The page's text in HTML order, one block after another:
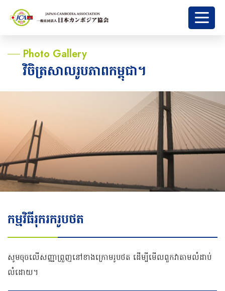
Photo Gallery
វិចិត្រសាលរូបភាពកម្ពុជា។
កម្មវិធីរុករករូបថត
សូមចុចលើសញ្ញាព្រួញនៅខាងក្រោមរូបថត ដើម្បីមើលពួកវាតាមលំដាប់
លំដោយ។